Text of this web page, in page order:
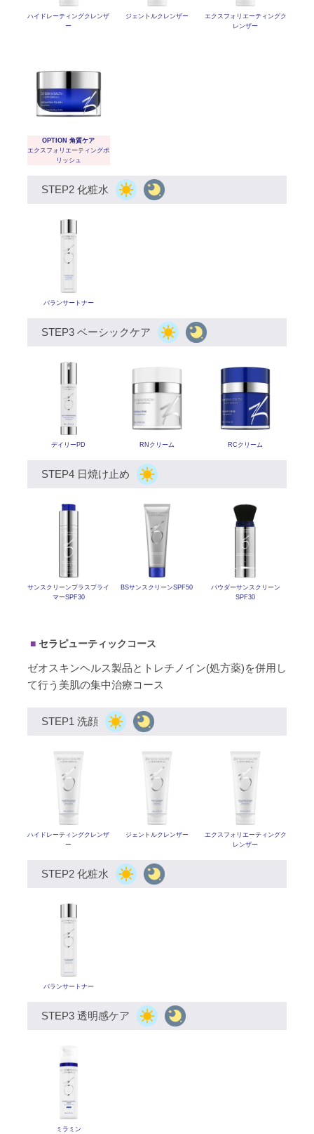
ハイドレーティングクレンザ
ー
ジェントルクレンザー エクスフォリエーティングク
レンザー
OPTION 角質ケア
エクスフォリエーティングポ
リッシュ
STEP2 化粧水
バランサートナー
STEP3 ベーシックケア
デイリーPD RNクリーム RCクリーム
STEP4 日焼け止め
サンスクリーンプラスプライ
マーSPF30
BSサンスクリーンSPF50
パウダーサンスクリーン
SPF30
セラピューティックコース
ゼオスキンヘルス製品とトレチノイン(処方薬)を併用し
て行う美肌の集中治療コース
STEP1 洗顔
ハイドレーティングクレンザ
ー
ジェントルクレンザー エクスフォリエーティングク
レンザー
STEP2 化粧水
バランサートナー
STEP3 透明感ケア
ミラミン